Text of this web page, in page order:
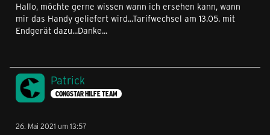
Hallo, möchte gerne wissen wann ich ersehen kann, wann
mir das Handy geliefert wird...Tarifwechsel am 13.05. mit
Endgerät dazu...Danke...
Patrick
CONGSTAR HILFE TEAM
26. Mai 2021 um 13:57